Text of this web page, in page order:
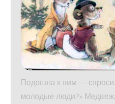
Подошла к ним —
молодые люди?»